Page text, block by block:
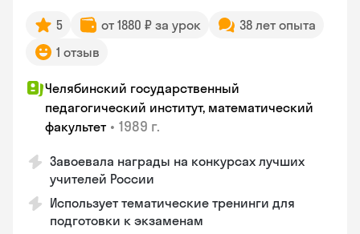
5 от 1880 ₽ за урок
38 лет опыта
1 отзыв
Челябинский государственный
педагогический институт, математический
факультет • 1989 г.
Завоевала награды на конкурсах лучших
учителей России
Использует тематические тренинги для
подготовки к экзаменам